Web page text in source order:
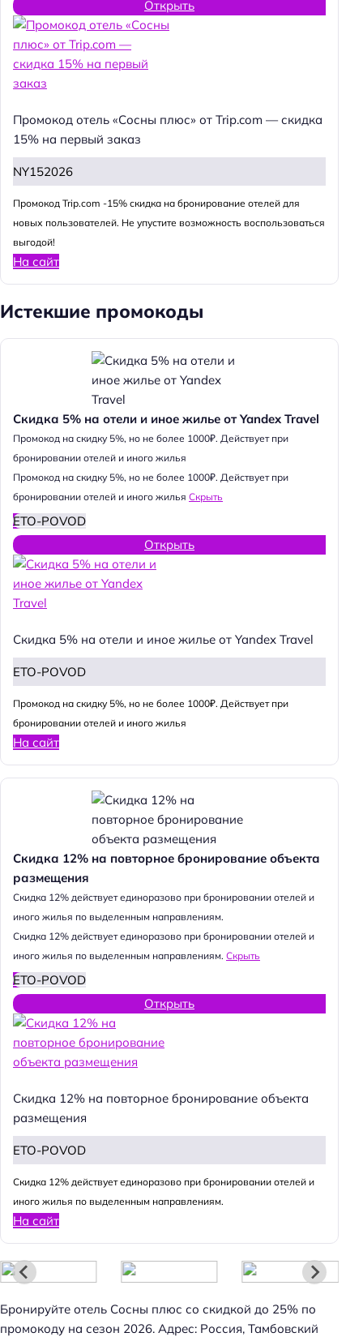
Открыть
Промокод отель «Сосны плюс» от Trip.com — скидка
15% на первый заказ
NY152026
Промокод Trip.com -15% скидка на бронирование отелей для
новых пользователей. Не упустите возможность воспользоваться
выгодой!
На сайт
Истекшие промокоды
Скидка 5% на отели и иное жилье от Yandex Travel
Промокод на скидку 5%, но не более 1000₽. Действует при
бронировании отелей и иного жилья
Промокод на скидку 5%, но не более 1000₽. Действует при
бронировании отелей и иного жилья Скрыть
ETO-POVOD
Открыть
Скидка 5% на отели и иное жилье от Yandex Travel
ETO-POVOD
Промокод на скидку 5%, но не более 1000₽. Действует при
бронировании отелей и иного жилья
На сайт
Скидка 12% на повторное бронирование объекта
размещения
Cкидка 12% действует единоразово при бронировании отелей и
иного жилья по выделенным направлениям.
Cкидка 12% действует единоразово при бронировании отелей и
иного жилья по выделенным направлениям. Скрыть
ETO-POVOD
Открыть
Скидка 12% на повторное бронирование объекта
размещения
ETO-POVOD
Cкидка 12% действует единоразово при бронировании отелей и
иного жилья по выделенным направлениям.
На сайт
Бронируйте отель Сосны плюс со скидкой до 25% по
промокоду на сезон 2026. Адрес: Россия, Тамбовский
Н
а
й
т
: